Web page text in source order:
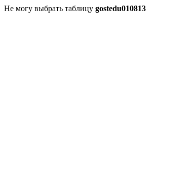
Не могу выбрать таблицу gostedu010813